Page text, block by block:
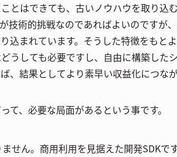
とはできても、古いノウハウを取り込
技術的挑戦なのであればよいのですが
込まれています。そうした特徴をもと
うしても必要ですし、自由に構築した
、結果としてより素早い収益化につな
、必要な局面があるという事です。
せん。商用利用を見据えた開発SDKで